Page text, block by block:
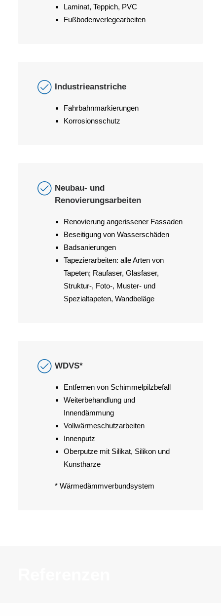
Laminat, Teppich, PVC
Fußbodenverlegearbeiten
Industrieanstriche
Fahrbahnmarkierungen
Korrosionsschutz
Neubau- und
Renovierungsarbeiten
Renovierung angerissener Fassaden
Beseitigung von Wasserschäden
Badsanierungen
Tapezierarbeiten: alle Arten von
Tapeten; Raufaser, Glasfaser,
Struktur-, Foto-, Muster- und
Spezialtapeten, Wandbeläge
WDVS*
Entfernen von Schimmelpilzbefall
Weiterbehandlung und
Innendämmung
Vollwärmeschutzarbeiten
Innenputz
Oberputze mit Silikat, Silikon und
Kunstharze
* Wärmedämmverbundsystem